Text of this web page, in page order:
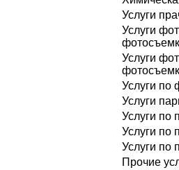
Услуги
Услуги
Услуги
Услуги по
Услуги
Услуги по
Услуги по
Услуги по
Прочие